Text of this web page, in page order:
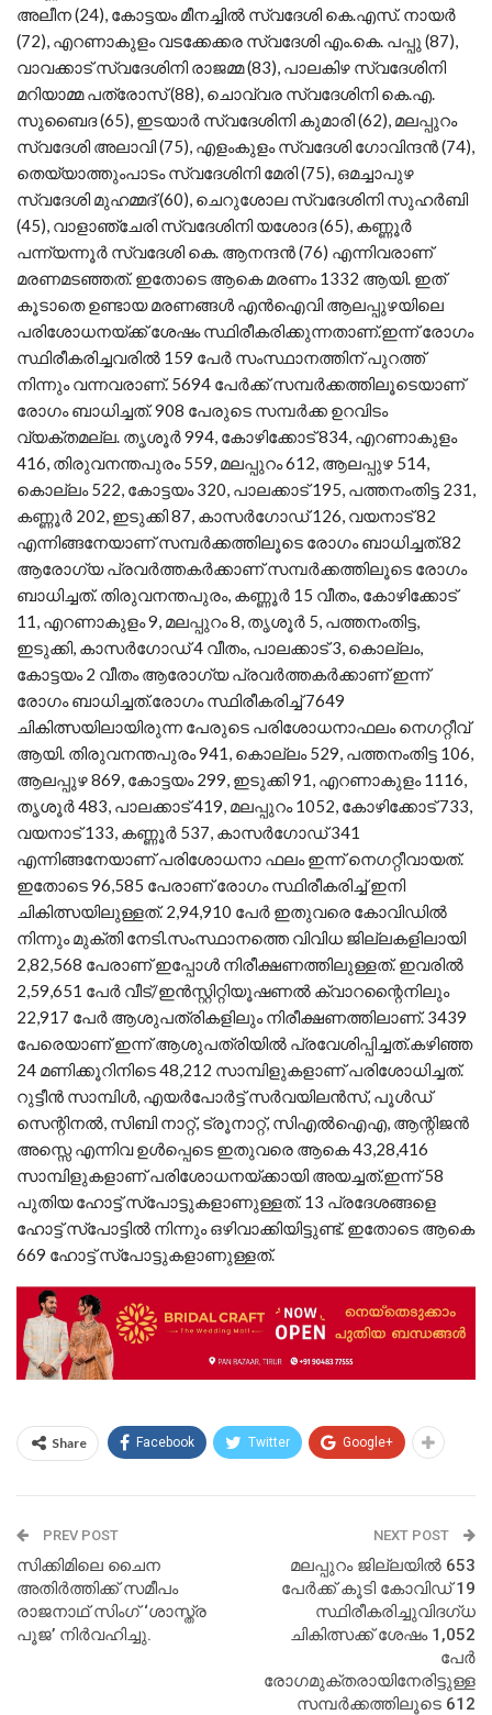
അലീന (24), കോട്ടയം മീനച്ചില്‍ സ്വദേശി കെ.എസ്. നായര്‍
(72), എറണാകുളം വടക്കേക്കര സ്വദേശി എം.കെ. പപ്പു (87),
വാവക്കാട് സ്വദേശിനി രാജമ്മ (83), പാലകിഴ സ്വദേശിനി
മറിയാമ്മ പത്രോസ് (88), ചൊവ്വര സ്വദേശിനി കെ.എ.
സുബൈദ (65), ഇടയാര്‍ സ്വദേശിനി കുമാരി (62), മലപ്പുറം
സ്വദേശി അലാവി (75), എളംകുളം സ്വദേശി ഗോവിന്ദന്‍ (74),
തെയ്യാത്തുംപാടം സ്വദേശിനി മേരി (75), ഒമച്ചാപുഴ
സ്വദേശി മുഹമ്മദ് (60), ചെറുശോല സ്വദേശിനി സുഹര്‍ബി
(45), വാളാഞ്ചേരി സ്വദേശിനി യശോദ (65), കണ്ണൂര്‍
പന്ന്യന്നൂര്‍ സ്വദേശി കെ. ആനന്ദന്‍ (76) എന്നിവരാണ്
മരണമടഞ്ഞത്. ഇതോടെ ആകെ മരണം 1332 ആയി. ഇത്
കൂടാതെ ഉണ്ടായ മരണങ്ങള്‍ എന്‍ഐവി ആലപ്പുഴയിലെ
പരിശോധനയ്ക്ക് ശേഷം സ്ഥിരീകരിക്കുന്നതാണ്.ഇന്ന് രോഗം
സ്ഥിരീകരിച്ചവരില്‍ 159 പേര്‍ സംസ്ഥാനത്തിന് പുറത്ത്
നിന്നും വന്നവരാണ്. 5694 പേര്‍ക്ക് സമ്പര്‍ക്കത്തിലൂടെയാണ്
രോഗം ബാധിച്ചത്. 908 പേരുടെ സമ്പര്‍ക്ക ഉറവിടം
വ്യക്തമല്ല. തൃശൂര്‍ 994, കോഴിക്കോട് 834, എറണാകുളം
416, തിരുവനന്തപുരം 559, മലപ്പുറം 612, ആലപ്പുഴ 514,
കൊല്ലം 522, കോട്ടയം 320, പാലക്കാട് 195, പത്തനംതിട്ട 231,
കണ്ണൂര്‍ 202, ഇടുക്കി 87, കാസര്‍ഗോഡ് 126, വയനാട് 82
എന്നിങ്ങനേയാണ് സമ്പര്‍ക്കത്തിലൂടെ രോഗം ബാധിച്ചത്.82
ആരോഗ്യ പ്രവര്‍ത്തകര്‍ക്കാണ് സമ്പര്‍ക്കത്തിലൂടെ രോഗം
ബാധിച്ചത്. തിരുവനന്തപുരം, കണ്ണൂര്‍ 15 വീതം, കോഴിക്കോട്
11, എറണാകുളം 9, മലപ്പുറം 8, തൃശൂര്‍ 5, പത്തനംതിട്ട,
ഇടുക്കി, കാസര്‍ഗോഡ് 4 വീതം, പാലക്കാട് 3, കൊല്ലം,
കോട്ടയം 2 വീതം ആരോഗ്യ പ്രവര്‍ത്തകര്‍ക്കാണ് ഇന്ന്
രോഗം ബാധിച്ചത്.രോഗം സ്ഥിരീകരിച്ച് 7649
ചികിത്സയിലായിരുന്ന പേരുടെ പരിശോധനാഫലം നെഗറ്റീവ്
ആയി. തിരുവനന്തപുരം 941, കൊല്ലം 529, പത്തനംതിട്ട 106,
ആലപ്പുഴ 869, കോട്ടയം 299, ഇടുക്കി 91, എറണാകുളം 1116,
തൃശൂര്‍ 483, പാലക്കാട് 419, മലപ്പുറം 1052, കോഴിക്കോട് 733,
വയനാട് 133, കണ്ണൂര്‍ 537, കാസര്‍ഗോഡ് 341
എന്നിങ്ങനേയാണ് പരിശോധനാ ഫലം ഇന്ന് നെഗറ്റീവായത്.
ഇതോടെ 96,585 പേരാണ് രോഗം സ്ഥിരീകരിച്ച് ഇനി
ചികിത്സയിലുള്ളത്. 2,94,910 പേര്‍ ഇതുവരെ കോവിഡില്‍
നിന്നും മുക്തി നേടി.സംസ്ഥാനത്തെ വിവിധ ജില്ലകളിലായി
2,82,568 പേരാണ് ഇപ്പോള്‍ നിരീക്ഷണത്തിലുള്ളത്. ഇവരില്‍
2,59,651 പേര്‍ വീട്/ഇന്‍സ്റ്റിറ്റിയൂഷണല്‍ ക്വാറന്റൈനിലും
22,917 പേര്‍ ആശുപത്രികളിലും നിരീക്ഷണത്തിലാണ്. 3439
പേരെയാണ് ഇന്ന് ആശുപത്രിയില്‍ പ്രവേശിപ്പിച്ചത്.കഴിഞ്ഞ
24 മണിക്കൂറിനിടെ 48,212 സാമ്പിളുകളാണ് പരിശോധിച്ചത്.
റുട്ടീന്‍ സാമ്പിള്‍, എയര്‍പോര്‍ട്ട് സര്‍വയിലന്‍സ്, പൂള്‍ഡ്
സെന്റിനല്‍, സിബി നാറ്റ്, ട്രൂനാറ്റ്, സിഎല്‍ഐഎ, ആന്റിജന്‍
അസ്സെ എന്നിവ ഉള്‍പ്പെടെ ഇതുവരെ ആകെ 43,28,416
സാമ്പിളുകളാണ് പരിശോധനയ്ക്കായി അയച്ചത്.ഇന്ന് 58
പുതിയ ഹോട്ട് സ്‌പോട്ടുകളാണുള്ളത്. 13 പ്രദേശങ്ങളെ
ഹോട്ട് സ്‌പോട്ടില്‍ നിന്നും ഒഴിവാക്കിയിട്ടുണ്ട്. ഇതോടെ ആകെ
669 ഹോട്ട് സ്‌പോട്ടുകളാണുള്ളത്.
Share Facebook Twitter Google+
PREV POST
സിക്കിമിലെ ചൈന
അതിർത്തിക്ക് സമീപം
രാജനാഥ് സിംഗ് ‘ശാസ്ത്ര
പൂജ’ നിർവഹിച്ചു.
NEXT POST
മലപ്പുറം ജില്ലയില്‍ 653
പേര്‍ക്ക് കൂടി കോവിഡ് 19
സ്ഥിരീകരിച്ചുവിദഗ്ധ
ചികിത്സക്ക് ശേഷം 1,052
പേര്‍
രോഗമുക്തരായിനേരിട്ടുള്ള
സമ്പര്‍ക്കത്തിലൂടെ 612